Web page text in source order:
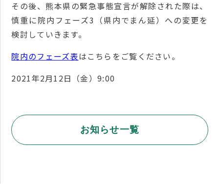
その後、熊本県の緊急事態宣言が解除された際は、
慎重に院内フェーズ3（県内でまん延）への変更を
検討していきます。
院内のフェーズ表はこちらをご覧ください。
2021年2月12日（金）9:00
お知らせ一覧